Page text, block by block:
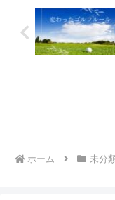
ホーム 未分